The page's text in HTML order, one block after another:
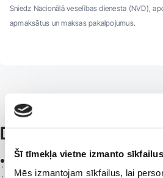
Šī tīmekļa vietne izmanto sīkfailus
Mēs izmantojam sīkfailus, lai
Sniedz Nacionālā veselības dienesta (NVD),
apmaksātus un maksas pakalpojumus.
Darba pieredze
2011 -